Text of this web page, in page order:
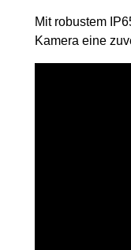
Mit robustem
Kamera eine